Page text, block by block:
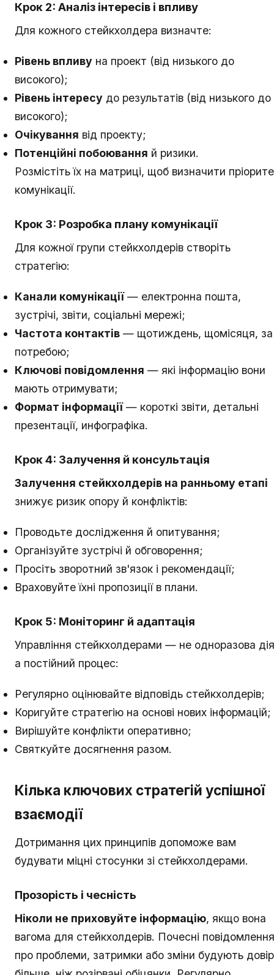
Крок 2: Аналіз інтересів і впливу
Для кожного стейкхолдера визначте:
Рівень впливу на проект (від низького до
високого);
Рівень інтересу до результатів (від низького до
високого);
Очікування від проекту;
Потенційні побоювання й ризики.
Розмістіть їх на матриці, щоб визначити
комунікації.
Крок 3: Розробка плану комунікації
Для кожної групи стейкхолдерів створіть
стратегію:
Канали комунікації— електронна пошта,
зустрічі, звіти, соціальні мережі;
Частота контактів — щотиждень, щомісяця, за
потребою;
Ключові повідомлення — які інформацію вони
мають отримувати;
Формат інформації— короткі звіти, детальні
презентації, инфографіка.
Крок 4: Залучення й консультація
Залучення стейкхолдерів на ранньому етапі
знижує ризик опору й конфліктів:
Проводьте дослідження й опитування;
Організуйте зустрічі й обговорення;
Просіть зворотний зв'язок і рекомендації;
Враховуйте їхні пропозиції в плани.
Крок 5: Моніторинг й адаптація
Управління стейкхолдерами — не одноразова
а постійний процес:
Регулярно оцінювайте відповідь стейкхолдерів;
Коригуйте стратегію на основі нових інформацій;
Вирішуйте конфлікти оперативно;
Святкуйте досягнення разом.
Кілька ключових стратегій успішної
взаємодії
Дотримання цих принципів допоможе вам
будувати міцні стосунки зі стейкхолдерами.
Прозорість і чесність
Ніколи не приховуйте інформацію, якщо вона
вагома для стейкхолдерів. Почесні повідомлення
про проблеми, затримки або зміни будують